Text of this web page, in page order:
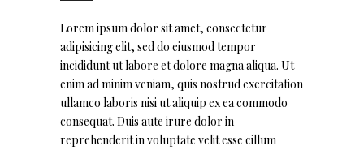
Lorem ipsum dolor sit amet, consectetur
adipisicing elit, sed do eiusmod tempor
incididunt ut labore et dolore magna aliqua. Ut
enim ad minim veniam, quis nostrud exercitation
ullamco laboris nisi ut aliquip ex ea commodo
consequat. Duis aute irure dolor in
reprehenderit in voluptate velit esse cillum